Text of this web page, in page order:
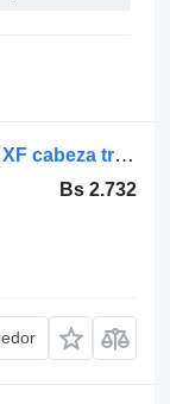
DAF Faro delantero izquierdo CF 1939777 CF/XF Euro 6 Nuevo para DAF CF / XF cabeza tractora
Bs 2.732